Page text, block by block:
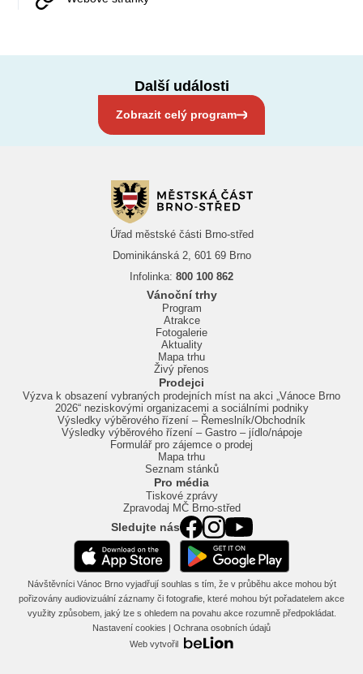
Další události
Zobrazit celý program
Úřad městské části Brno-střed
Dominikánská 2, 601 69 Brno
Infolinka: 800 100 862
Vánoční trhy
Program
Atrakce
Fotogalerie
Aktuality
Mapa trhu
Živý přenos
Prodejci
Výzva k obsazení vybraných prodejních míst na akci „Vánoce Brno
2026“ neziskovými organizacemi a sociálními podniky
Výsledky výběrového řízení – Řemeslník/Obchodník
Výsledky výběrového řízení – Gastro – jídlo/nápoje
Formulář pro zájemce o prodej
Mapa trhu
Seznam stánků
Pro média
Tiskové zprávy
Zpravodaj MČ Brno-střed
Sledujte nás
Návštěvníci Vánoc Brno vyjadřují souhlas s tím, že v průběhu akce mohou být
pořizovány audiovizuální záznamy či fotografie, které mohou být pořadatelem akce
využity způsobem, jaký lze s ohledem na povahu akce rozumně předpokládat.
Nastavení cookies | Ochrana osobních údajů
Web vytvořil